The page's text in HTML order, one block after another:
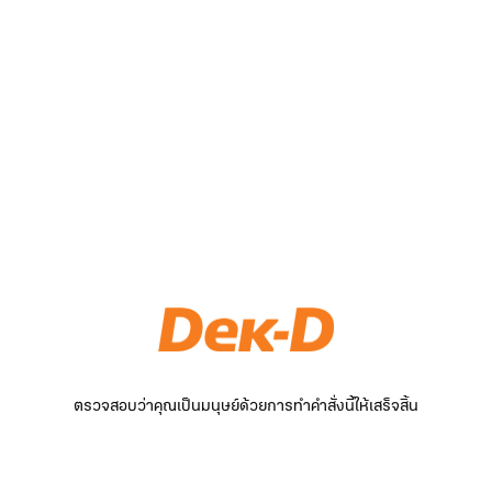
ตรวจสอบว่าคุณเป็นมนุษย์ด้วยการทำคำสั่งนี้ให้เสร็จสิ้น